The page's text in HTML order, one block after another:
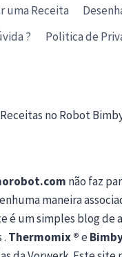
uma Receita
?
Politica de
no Robot
não faz
maneira
é um simples blog de
. Thermomix ®e